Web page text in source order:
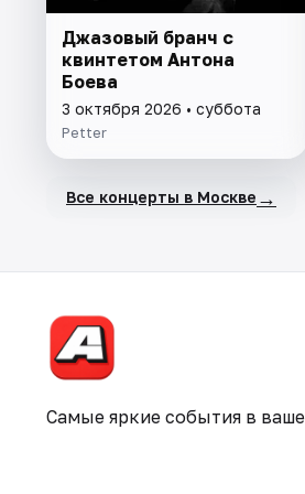
Джазовый бранч с
квинтетом Антона
Боева
3 октября 2026 • суббота
Petter
Все концерты в Москве →
Самые яркие события в